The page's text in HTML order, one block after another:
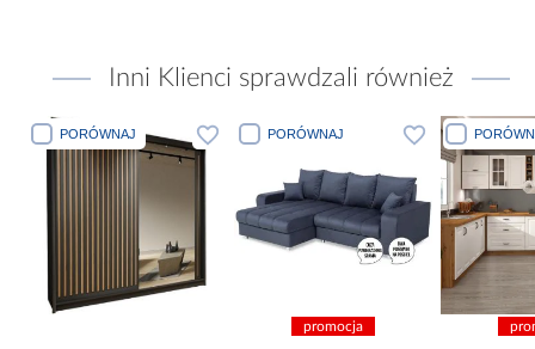
Inni Klienci sprawdzali również
PORÓWNAJ PORÓWNAJ
promocja